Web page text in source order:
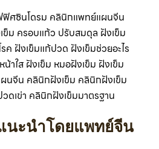
นะนำโดยแพทย์จีน